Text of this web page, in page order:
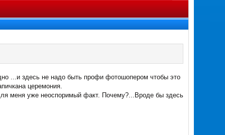
...и здесь не надо быть профи фотошопером чтобы это
церемония.
меня уже неоспоримый факт. Почему?...Вроде бы здесь